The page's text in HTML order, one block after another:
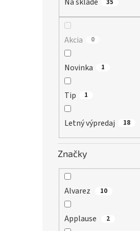
35
Akcia 0
Novinka 1
Tip 1
Letný výpredaj 18
Značky
Alvarez 10
Applause 2